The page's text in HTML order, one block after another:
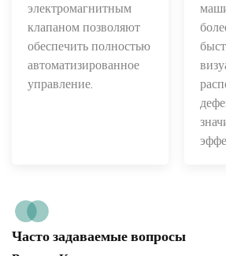
электромагнитным
клапаном позволяют
обеспечить полностью
автоматизированное
управление.
Часто задаваемые вопросы